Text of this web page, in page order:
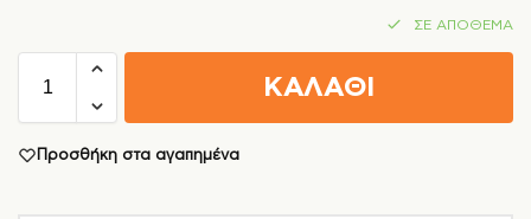
ΣΕ ΑΠΌΘΕΜΑ
ΚΑΛΑΘΙ
Προσθήκη στα αγαπημένα